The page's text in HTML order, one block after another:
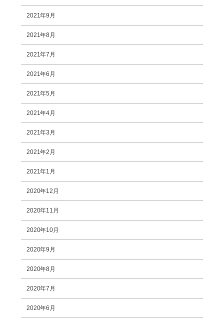
2021年9月
2021年8月
2021年7月
2021年6月
2021年5月
2021年4月
2021年3月
2021年2月
2021年1月
2020年12月
2020年11月
2020年10月
2020年9月
2020年8月
2020年7月
2020年6月